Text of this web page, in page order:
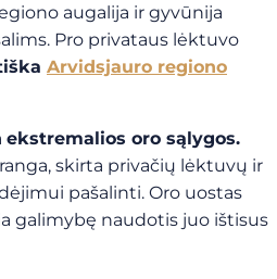
augalija ir gyvūnija
Pro privataus lėktuvo
Arvidsjauro regiono
ekstremalios oro sąlygos.
skirta privačių lėktuvų ir
pašalinti. Oro uostas
galimybę naudotis juo ištisus